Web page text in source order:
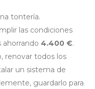
tontería.
las condiciones
ahorrando 4.400 €.
renovar todos los
un sistema de
guardarlo para